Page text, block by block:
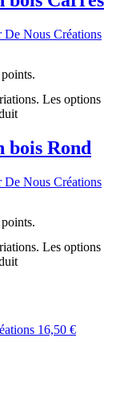
Les options
bois Rond
Les options
16,50 €